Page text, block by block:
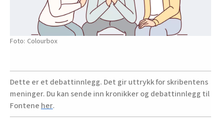
Colourbox
Dette er et debattinnlegg. Det gir uttrykk for skribentens
meninger. Du kan sende inn kronikker og debattinnlegg til
Fontene her.